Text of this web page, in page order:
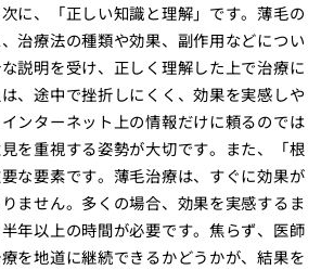
に、「正しい知識と理解」です。薄毛の
治療法の種類や効果、副作用などについ
説明を受け、正しく理解した上で治療に
、途中で挫折しにくく、効果を実感しや
ンターネット上の情報だけに頼るのでは
を重視する姿勢が大切です。また、「根
な要素です。薄毛治療は、すぐに効果が
ません。多くの場合、効果を実感するま
年以上の時間が必要です。焦らず、医師
を地道に継続できるかどうかが、結果を